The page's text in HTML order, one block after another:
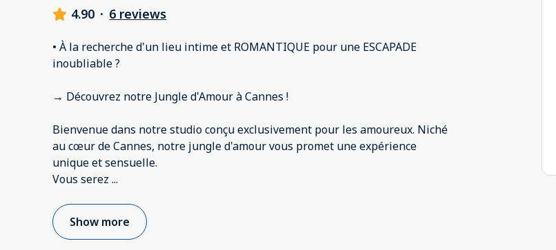
4.90 · 6 reviews
• À la recherche d'un lieu intime et ROMANTIQUE pour une ESCAPADE
inoubliable ?
→ Découvrez notre Jungle d'Amour à Cannes !
Bienvenue dans notre studio conçu exclusivement pour les amoureux. Niché
au cœur de Cannes, notre jungle d'amour vous promet une expérience
unique et sensuelle.
Vous serez ...
Show more